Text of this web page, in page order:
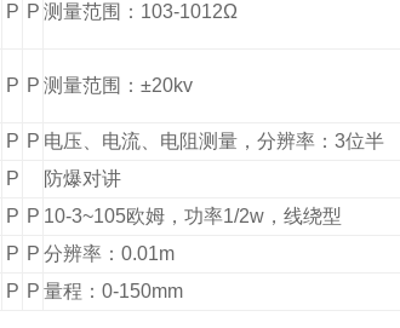
P P 测量范围：103-1012Ω
P P 测量范围：±20kv
P P 电压、电流、电阻测量，分辨率：3位半
P 防爆对讲
P P 10-3~105欧姆，功率1/2w，线绕型
P P 分辨率：0.01m
P P 量程：0-150mm